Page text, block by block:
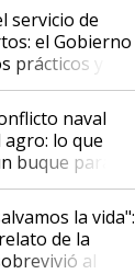
servicio de
el Gobierno
prácticos y
de
naval
lo que
buque parado
Argentina
sucio"
la vida":
de la
al